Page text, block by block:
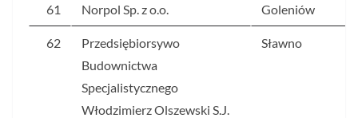
61 Norpol Sp. z o.o. Goleniów
62
Przedsiębiorsywo
Budownictwa
Specjalistycznego
Włodzimierz Olszewski S.J.
Sławno